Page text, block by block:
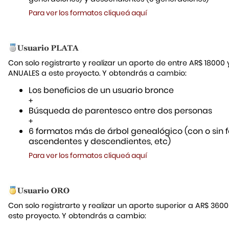
Para ver los formatos cliqueá aquí
Con solo registrarte y realizar un aporte de entre AR$ 18000
ANUALES a este proyecto. Y obtendrás a cambio:
Los beneficios de un usuario bronce
+
Búsqueda de parentesco entre dos personas
+
6 formatos más de árbol genealógico (con o sin
ascendentes y descendientes, etc)
Para ver los formatos cliqueá aquí
Con solo registrarte y realizar un aporte superior a AR$
este proyecto. Y obtendrás a cambio: